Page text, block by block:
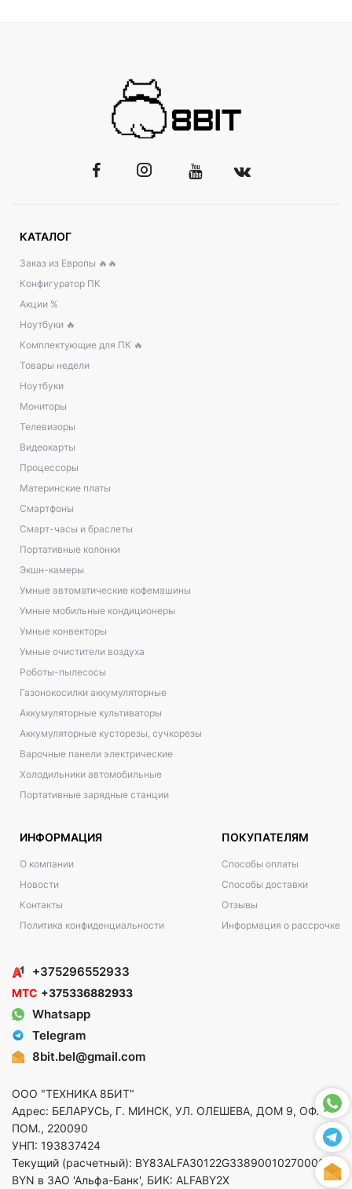
КАТАЛОГ
Заказ из Европы 🔥🔥
Конфигуратор ПК
Акции %
Ноутбуки 🔥
Комплектующие для ПК 🔥
Товары недели
Ноутбуки
Мониторы
Телевизоры
Видеокарты
Процессоры
Материнские платы
Смартфоны
Смарт-часы и браслеты
Портативные колонки
Экшн-камеры
Умные автоматические кофемашины
Умные мобильные кондиционеры
Умные конвекторы
Умные очистители воздуха
Роботы-пылесосы
Газонокосилки аккумуляторные
Аккумуляторные культиваторы
Аккумуляторные кусторезы, сучкорезы
Варочные панели электрические
Холодильники автомобильные
Портативные зарядные станции
ИНФОРМАЦИЯ
О компании
Новости
Контакты
Политика конфиденциальности
ПОКУПАТЕЛЯМ
Способы оплаты
Способы доставки
Отзывы
Информация о рассрочке
+375296552933
МТС +375336882933
Whatsapp
Telegram
8bit.bel@gmail.com
ООО "ТЕХНИКА 8БИТ"
Адрес: БЕЛАРУСЬ, Г. МИНСК, УЛ. ОЛЕШЕВА, ДОМ 9, ОФ. 5,
ПОМ., 220090
УНП: 193837424
Текущий (расчетный): BY83ALFA30122G33890010270000 в
BYN в ЗАО 'Альфа-Банк', БИК: ALFABY2X